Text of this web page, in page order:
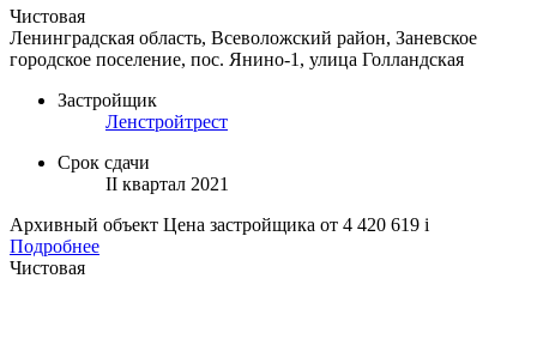
Чистовая
Ленинградская область, Всеволожский район, Заневское
городское поселение, пос. Янино-1, улица Голландская
Застройщик
Ленстройтрест
Срок сдачи
II квартал 2021
Архивный объект Цена застройщика от 4 420 619 i
Подробнее
Чистовая